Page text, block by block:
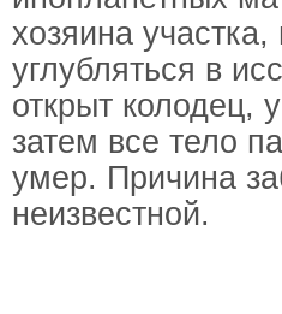
хозяина
углубляться в
открыт колодец,
затем все тело
умер. Причина
неизвестной.